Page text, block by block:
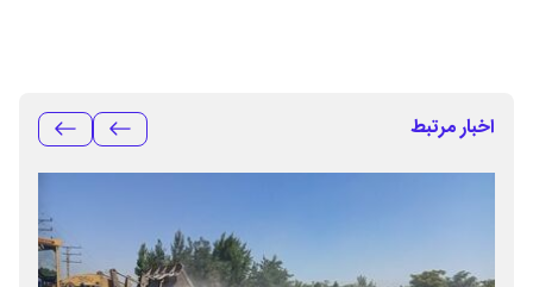
اخبار مرتبط